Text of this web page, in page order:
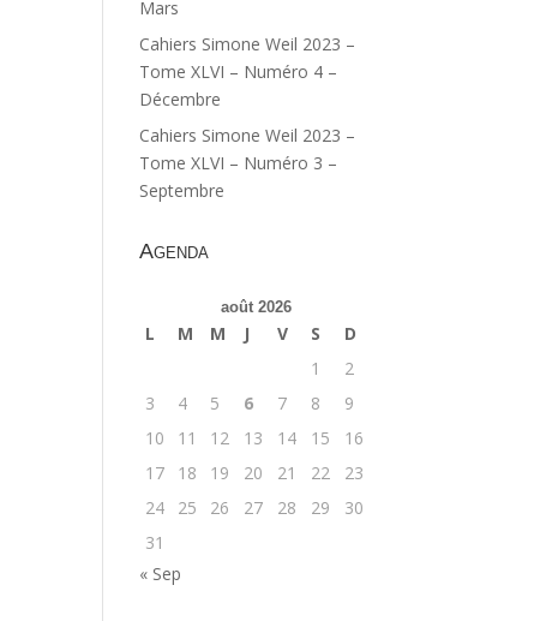
Mars
Cahiers Simone Weil 2023 –
Tome XLVI – Numéro 4 –
Décembre
Cahiers Simone Weil 2023 –
Tome XLVI – Numéro 3 –
Septembre
Agenda
août 2026
L M M J V S
D
1
2
3
4 5 6 7 8
9
10
11 12 13 14 15
16
17
18 19 20 21 22
23
24
25 26 27 28 29
30
31
« Sep